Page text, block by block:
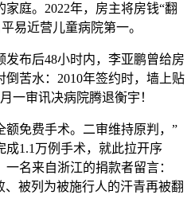
庭。2022年，房主将房钱“翻
易近营儿童病院第一。
布后48小时内，李亚鹏曾给房
苦水：2010年签约时，墙上贴
一审讯决病院腾退衡宇！
免费手术。二审维持原判，”
成1.1万例手术，就此拉开序
名来自浙江的捐款者留言：
、被列为被施行人的汗青再被翻